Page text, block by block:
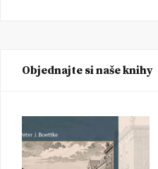
Objednajte si naše knihy